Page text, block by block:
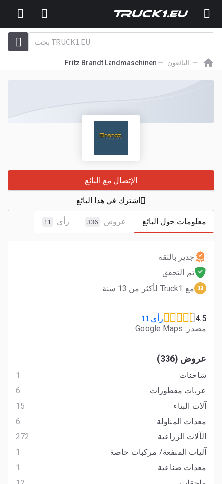
البائعون Fritz Brandt Landmaschinen
معلومات حول البائع عروض 336 رأي 11
الإتصال مع البائع
اشترك في هذا البائع
جدير بالثقة
تم التحقق
13 مع Truck1 لأكثر من 13 سنة
4.5 رأي 11
مصدر: Google Maps
عروض (336)
شاحنات
1
عربات مقطورات
6
آلات البناء
15
معدات المناولة
6
الآلات الزراعية
272
آليات المنفعة/ مركبات خاصة
1
معدات صناعية
1